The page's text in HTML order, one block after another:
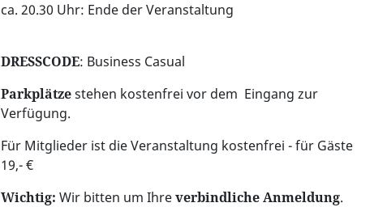
ca. 20.30 Uhr: Ende der Veranstaltung
DRESSCODE: Business Casual
Parkplätzestehen kostenfrei vor dem Eingang zur
Verfügung.
Für Mitglieder ist die Veranstaltung kostenfrei - für Gäste
19,- €
Wichtig: Wir bitten um Ihreverbindliche Anmeldung.